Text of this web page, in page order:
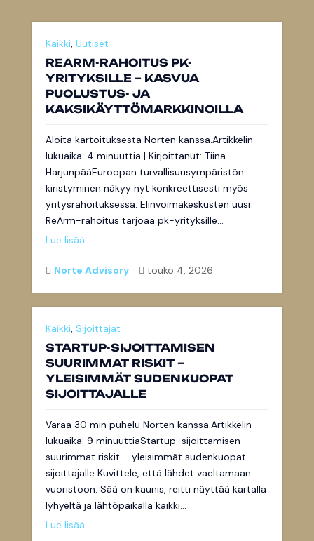
Kaikki, Uutiset
REARM-RAHOITUS PK-
YRITYKSILLE – KASVUA
PUOLUSTUS- JA
KAKSIKÄYTTÖMARKKINOILLA
Aloita kartoituksesta Norten kanssa.Artikkelin
lukuaika: 4 minuuttia | Kirjoittanut: Tiina
HarjunpääEuroopan turvallisuusympäristön
kiristyminen näkyy nyt konkreettisesti myös
yritysrahoituksessa. Elinvoimakeskusten uusi
ReArm-rahoitus tarjoaa pk-yrityksille...
Lue lisää
 Norte Advisory  touko 4, 2026
Kaikki, Sijoittajat
STARTUP-SIJOITTAMISEN
SUURIMMAT RISKIT –
YLEISIMMÄT SUDENKUOPAT
SIJOITTAJALLE
Varaa 30 min puhelu Norten kanssa.Artikkelin
lukuaika: 9 minuuttiaStartup-sijoittamisen
suurimmat riskit – yleisimmät sudenkuopat
sijoittajalle Kuvittele, että lähdet vaeltamaan
vuoristoon. Sää on kaunis, reitti näyttää kartalla
lyhyeltä ja lähtöpaikalla kaikki...
Lue lisää